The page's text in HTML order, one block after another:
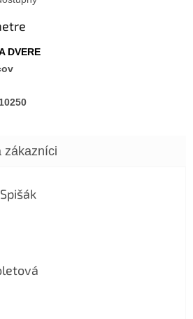
DVERE
obchodu je 5 z 5 hviezdičiek.
obchodu je 5 z 5 hviezdičiek.